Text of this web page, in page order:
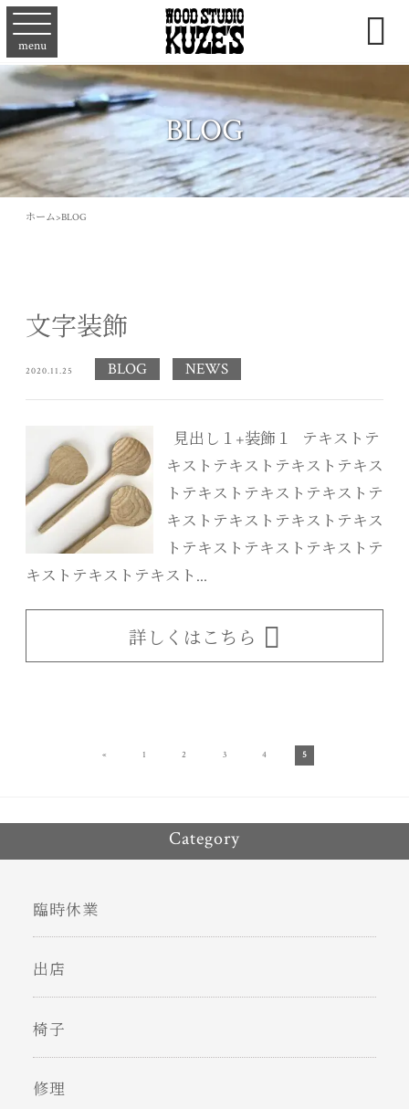
menu 
BLOG
ホーム>BLOG
文字装飾
2020.11.25 BLOG NEWS
見出し１+装飾１ テキストテ
キストテキストテキストテキス
トテキストテキストテキストテ
キストテキストテキストテキス
トテキストテキストテキストテ
キストテキストテキスト...
詳しくはこちら
« 1 2 3 4 5
Category
臨時休業
出店
椅子
修理